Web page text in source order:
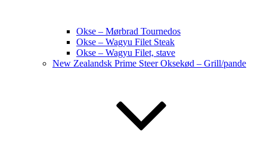
Okse – Mørbrad Tournedos
Okse – Wagyu Filet Steak
Okse – Wagyu Filet, stave
New Zealandsk Prime Steer Oksekød – Grill/pande